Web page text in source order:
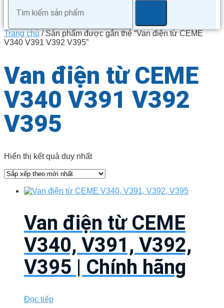
Trang chủ/ Sản phẩm được gắn thẻ “Van điện từ CEME
V340 V391 V392 V395”
Van điện từ CEME
V340 V391 V392
V395
Hiển thị kết quả duy nhất
Van điện từ CEME
V340, V391, V392,
V395 | Chính hãng
Đọc tiếp